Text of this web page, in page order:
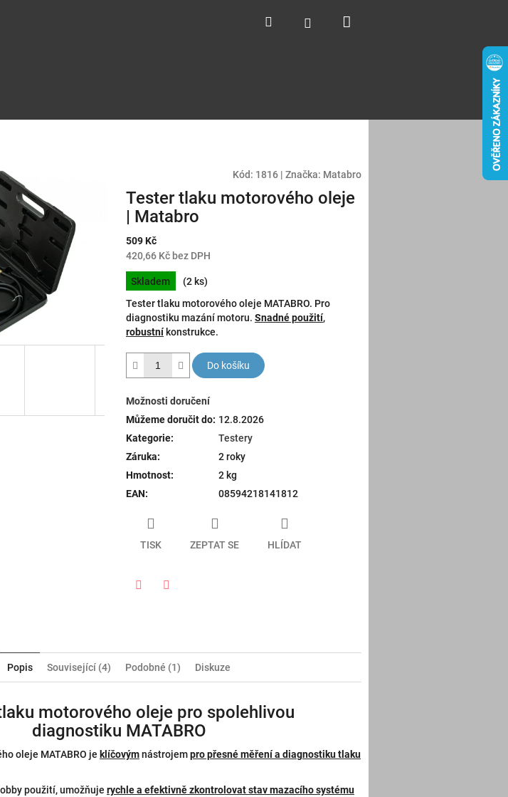
Hledat Přihlášení
Kód: 1816 | Značka: Matabro
Tester tlaku motorového oleje
| Matabro
509 Kč
420,66 Kč bez DPH
Měrná
cena:
Skladem
(2 ks)
Tester tlaku motorového oleje MATABRO. Pro
diagnostiku mazání motoru. Snadné použití,
robustníkonstrukce.
Do košíku
Možnosti doručení
Můžeme doručit do: 12.8.2026
Kategorie:
Testery
Záruka:
2 roky
Hmotnost:
2 kg
EAN: 08594218141812
TISK ZEPTAT SE HLÍDAT
Popis Související (4) Podobné (1) Diskuze
motorového oleje pro spolehlivou
diagnostiku MATABRO
oleje MATABRO je klíčovýmnástrojempro přesné měření a diagnostiku tlaku
použití, umožňuje rychle a efektivně zkontrolovat stav mazacího systému